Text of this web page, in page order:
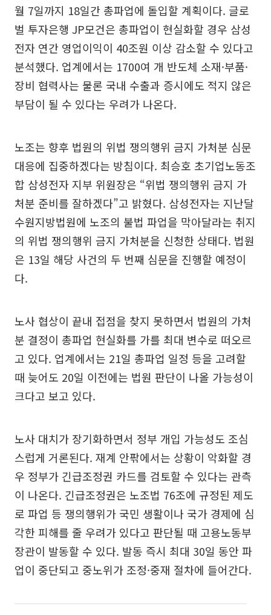
월 7일까지 18일간 총파업에 돌입할 계획이다. 글로
벌 투자은행 JP모건은 총파업이 현실화할 경우 삼성
전자 연간 영업이익이 40조원 이상 감소할 수 있다고
분석했다. 업계에서는 1700여 개 반도체 소재·부품·
장비 협력사는 물론 국내 수출과 증시에도 적지 않은
부담이 될 수 있다는 우려가 나온다.
노조는 향후 법원의 위법 쟁의행위 금지 가처분 심문
대응에 집중하겠다는 방침이다. 최승호 초기업노동조
합 삼성전자 지부 위원장은 “위법 쟁의행위 금지 가
처분 준비를 잘하겠다”고 밝혔다. 삼성전자는 지난달
수원지방법원에 노조의 불법 파업을 막아달라는 취지
의 위법 쟁의행위 금지 가처분을 신청한 상태다. 법원
은 13일 해당 사건의 두 번째 심문을 진행할 예정이
다.
노사 협상이 끝내 접점을 찾지 못하면서 법원의 가처
분 결정이 총파업 현실화를 가를 최대 변수로 떠오르
고 있다. 업계에서는 21일 총파업 일정 등을 고려할
때 늦어도 20일 이전에는 법원 판단이 나올 가능성이
크다고 보고 있다.
노사 대치가 장기화하면서 정부 개입 가능성도 조심
스럽게 거론된다. 재계 안팎에서는 상황이 악화할 경
우 정부가 긴급조정권 카드를 검토할 수 있다는 관측
이 나온다. 긴급조정권은 노조법 76조에 규정된 제도
로 파업 등 쟁의행위가 국민 생활이나 국가 경제에 심
각한 피해를 줄 우려가 있다고 판단될 때 고용노동부
장관이 발동할 수 있다. 발동 즉시 최대 30일 동안 파
업이 중단되고 중노위가 조정·중재 절차에 들어간다.